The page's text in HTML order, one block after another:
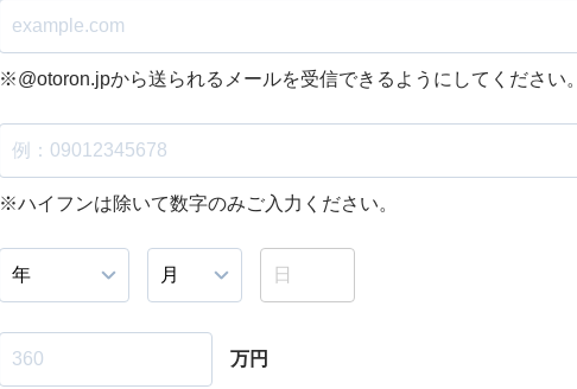
※@otoron.jpから送られるメールを受信できるようにしてください。
※ハイフンは除いて数字のみご入力ください。
万円